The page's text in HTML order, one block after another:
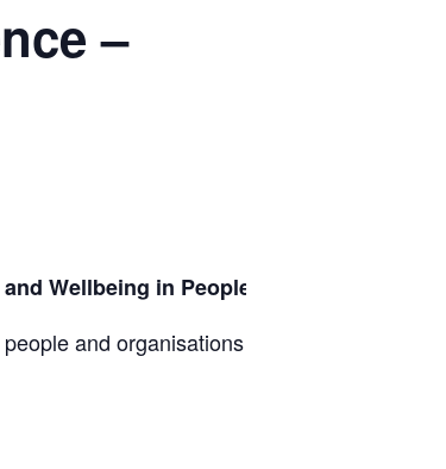
–
Wellbeing in People and
and organisations can thrive.